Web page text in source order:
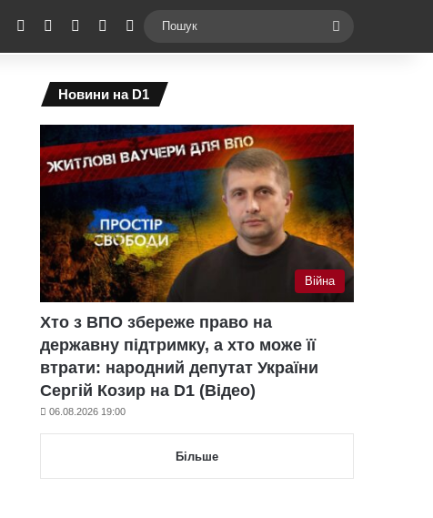
Facebook YouTubeInstagramTelegramSwitch skin
Новини на D1
Війна
Хто з ВПО збереже право на
державну підтримку, а хто може її
втрати: народний депутат України
Сергій Козир на D1 (Відео)
06.08.2026 19:00
Більше